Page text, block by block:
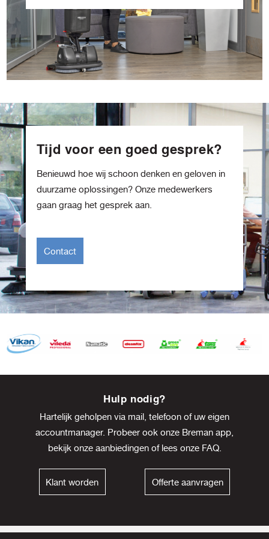
Tijd voor een goed gesprek?
Benieuwd hoe wij schoon denken en geloven in
duurzame oplossingen? Onze medewerkers
gaan graag het gesprek aan.
Contact
Hulp nodig?
Hartelijk geholpen via mail, telefoon of uw eigen
accountmanager. Probeer ook onze Breman app,
bekijk onze aanbiedingenof lees onze FAQ.
Klant worden Offerte aanvragen